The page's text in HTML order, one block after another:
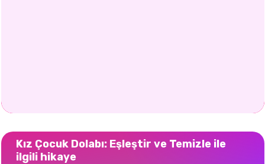
Kız Çocuk Dolabı: Eşleştir ve Temizle ile
ilgili hikaye